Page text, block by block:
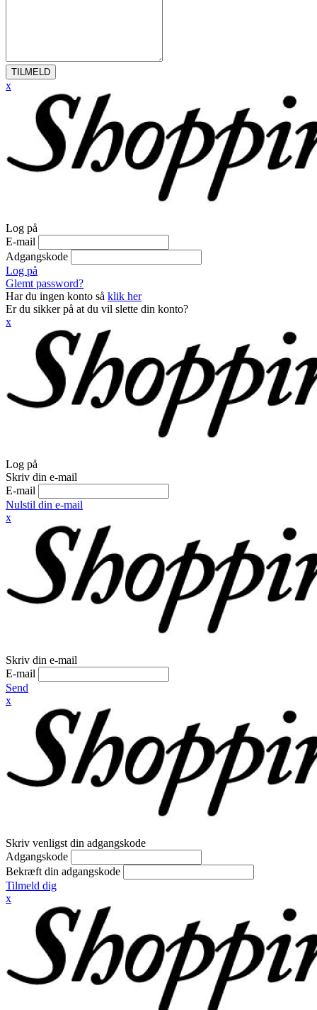
TILMELD
x
Log på
E-mail
Adgangskode
Log på
Glemt password?
Har du ingen konto så klik her
Er du sikker på at du vil slette din konto?
x
Log på
Skriv din e-mail
E-mail
Nulstil din e-mail
x
Skriv din e-mail
E-mail
Send
x
Skriv venligst din adgangskode
Adgangskode
Bekræft din adgangskode
Tilmeld dig
x